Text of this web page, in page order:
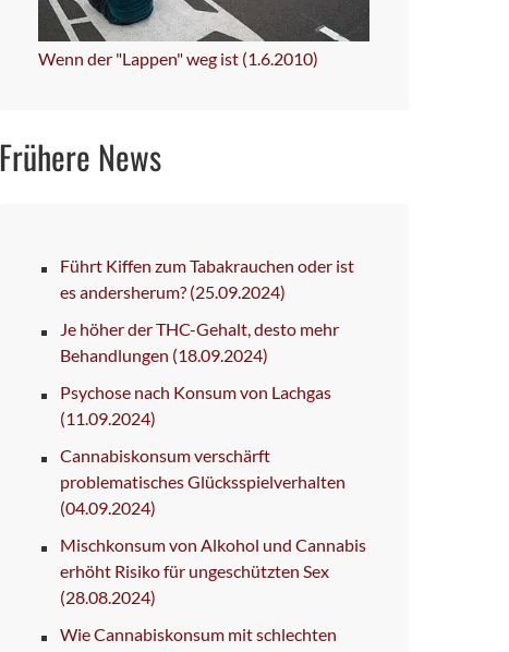
Wenn der "Lappen" weg ist (1.6.2010)
Frühere News
Führt Kiffen zum Tabakrauchen oder ist
es andersherum? (25.09.2024)
Je höher der THC-Gehalt, desto mehr
Behandlungen (18.09.2024)
Psychose nach Konsum von Lachgas
(11.09.2024)
Cannabiskonsum verschärft
problematisches Glücksspielverhalten
(04.09.2024)
Mischkonsum von Alkohol und Cannabis
erhöht Risiko für ungeschützten Sex
(28.08.2024)
Wie Cannabiskonsum mit schlechten